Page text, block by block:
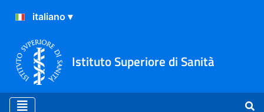
Istituto Superiore di Sanità